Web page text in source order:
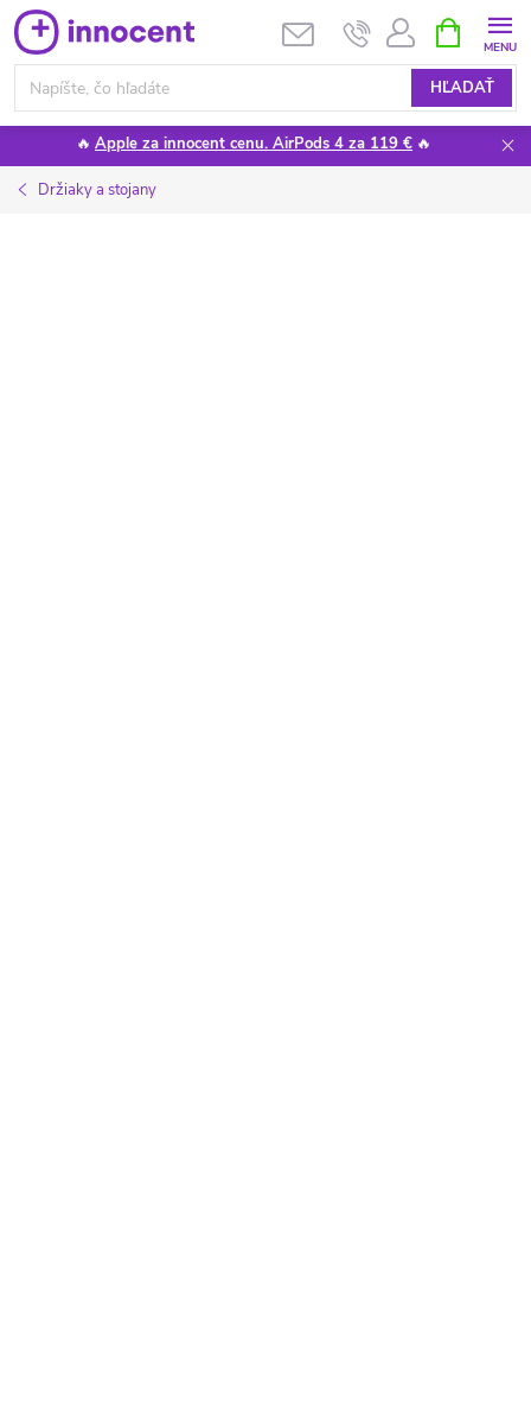
Prejsť
na
obsah
HĽADAŤ
KOŠÍK
🔥 Apple za innocent cenu. AirPods 4 za 119 € 🔥
Držiaky a stojany